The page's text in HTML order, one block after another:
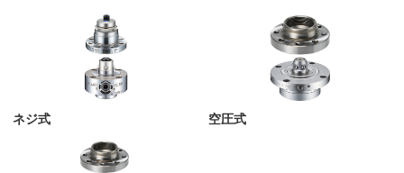
ネジ式 空圧式